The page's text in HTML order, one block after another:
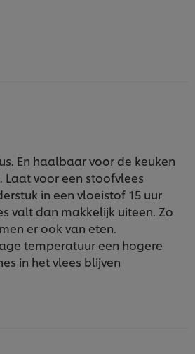
En haalbaar voor de keuken
Laat voor een stoofvlees
in een vloeistof 15 uur
valt dan makkelijk uiteen. Zo
er ook van eten.
temperatuur een hogere
in het vlees blijven